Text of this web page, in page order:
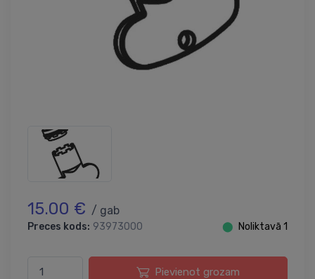
15.00 € / gab
Preces kods: 93973000 ⬤ Noliktavā 1
Pievienot grozam